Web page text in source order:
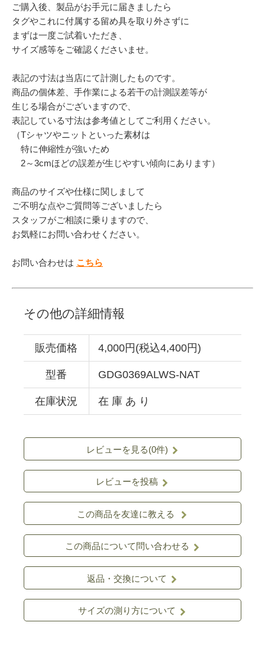
ご購入後、製品がお手元に届きましたら
タグやこれに付属する留め具を取り外さずに
まずは一度ご試着いただき、
サイズ感等をご確認くださいませ。
表記の寸法は当店にて計測したものです。
商品の個体差、手作業による若干の計測誤差等が
生じる場合がございますので、
表記している寸法は参考値としてご利用ください。
（Tシャツやニットといった素材は
特に伸縮性が強いため
2～3cmほどの誤差が生じやすい傾向にあります）
商品のサイズや仕様に関しまして
ご不明な点やご質問等ございましたら
スタッフがご相談に乗りますので、
お気軽にお問い合わせください。
お問い合わせは こちら
その他の詳細情報
販売価格 4,000円(税込4,400円)
型番 GDG0369ALWS-NAT
在庫状況 在 庫 あ り
レビューを見る(0件)
レビューを投稿
この商品を友達に教える
この商品について問い合わせる
返品・交換について
サイズの測り方について